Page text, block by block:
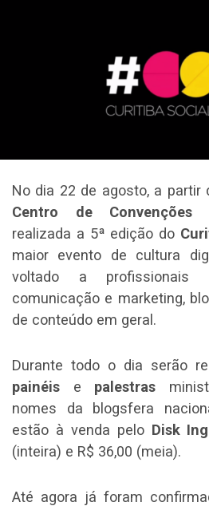
No dia 22 de agosto, a partir
Centro de Convenções
realizada a 5ª edição do
maior evento de cultura
voltado a profissionais
comunicação e marketing,
de conteúdo em geral.
Durante todo o dia serão
painéis e palestras
nomes da blogsfera
estão à venda pelo Disk
(inteira) e R$ 36,00 (meia).
Até agora já foram